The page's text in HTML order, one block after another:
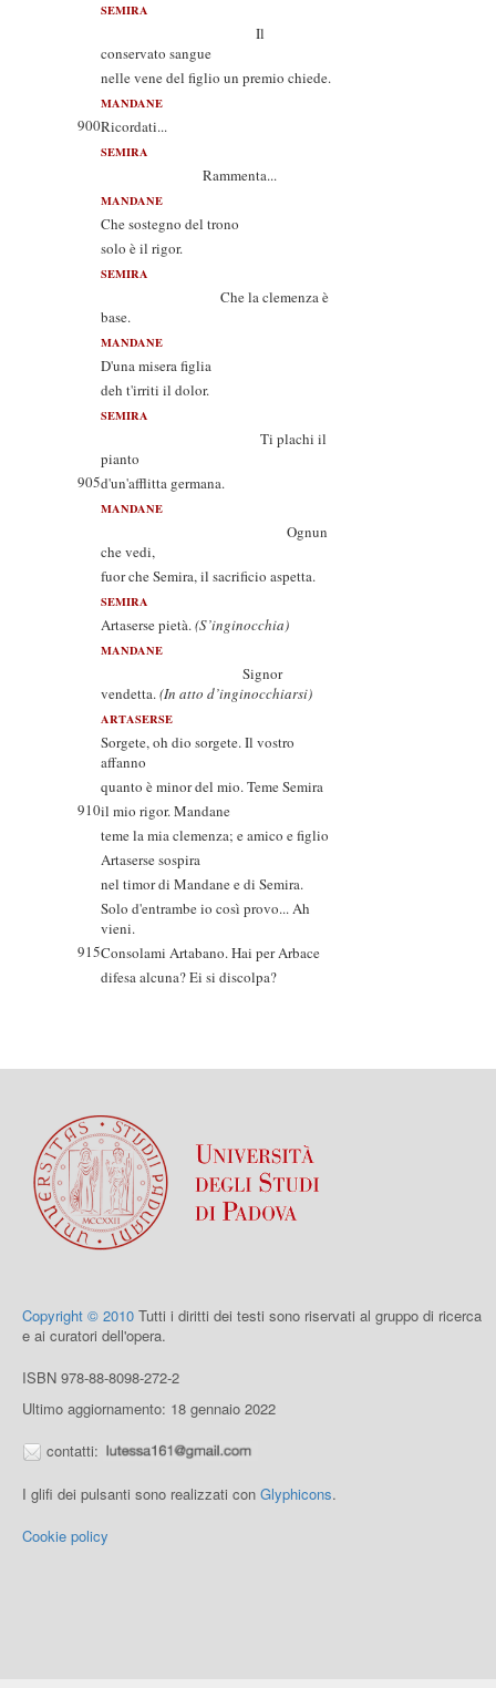
SEMIRA
Il
conservato sangue
nelle vene del figlio un premio chiede.
MANDANE
900Ricordati...
SEMIRA
Rammenta...
MANDANE
Che sostegno del trono
solo è il rigor.
SEMIRA
Che la clemenza è
base.
MANDANE
D'una misera figlia
deh t'irriti il dolor.
SEMIRA
Ti plachi il
pianto
905d'un'afflitta germana.
MANDANE
Ognun
che vedi,
fuor che Semira, il sacrificio aspetta.
SEMIRA
Artaserse pietà.(S’inginocchia)
MANDANE
Signor
vendetta.(In atto d’inginocchiarsi)
ARTASERSE
Sorgete, oh dio sorgete. Il vostro
affanno
quanto è minor del mio. Teme Semira
910il mio rigor. Mandane
teme la mia clemenza; e amico e figlio
Artaserse sospira
nel timor di Mandane e di Semira.
Solo d'entrambe io così provo... Ah
vieni.
915Consolami Artabano. Hai per Arbace
difesa alcuna? Ei si discolpa?
Copyright © 2010 Tutti i diritti dei testi sono riservati al gruppo di ricerca
e ai curatori dell'opera.
ISBN 978-88-8098-272-2
Ultimo aggiornamento: 18 gennaio 2022
contatti:
I glifi dei pulsanti sono realizzati con Glyphicons.
Cookie policy